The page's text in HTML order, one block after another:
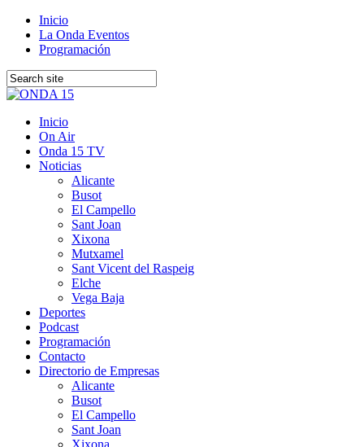
Inicio
La Onda Eventos
Programación
Inicio
On Air
Onda 15 TV
Noticias
Alicante
Busot
El Campello
Sant Joan
Xixona
Mutxamel
Sant Vicent del Raspeig
Elche
Vega Baja
Deportes
Podcast
Programación
Contacto
Directorio de Empresas
Alicante
Busot
El Campello
Sant Joan
Xixona